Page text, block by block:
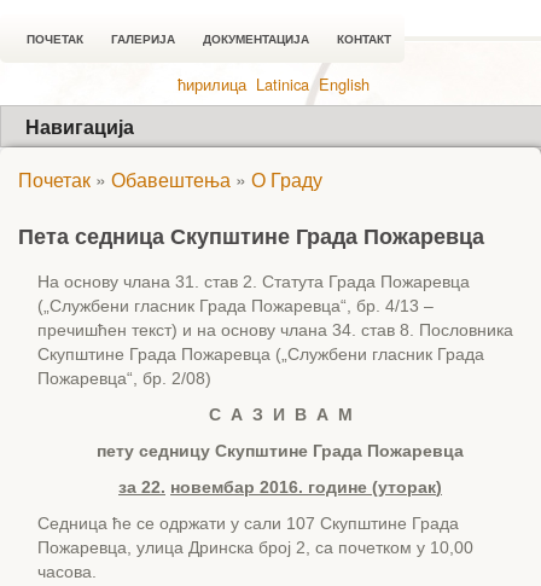
ПОЧЕТАК ГАЛЕРИЈА ДОКУМЕНТАЦИЈА КОНТАКТ
ћирилица Latinica English
Навигација
Почетак » Обавештења » О Граду
Пета седница Скупштине Града Пожаревца
На основу члана 31. став 2. Статута Града Пожаревца
(„Службени гласник Града Пожаревца“, бр. 4/13 –
пречишћен текст) и на основу члана 34. став 8. Пословника
Скупштине Града Пожаревца („Службени гласник Града
Пожаревца“, бр. 2/08)
С А З И В А М
пету седницу Скупштине Града Пожаревца
за 22. новембар 2016. године (уторак)
Седница ће се одржати у сали 107 Скупштине Града
Пожаревца, улица Дринска број 2, са почетком у 10,00
часова.